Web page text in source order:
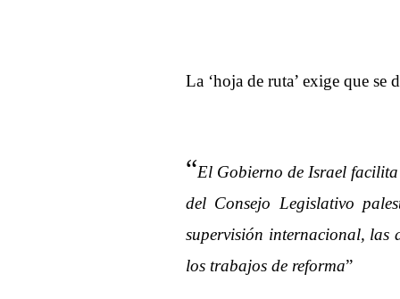
La ‘hoja de ruta’ exige que se
“El Gobierno de Israel facilita
del Consejo Legislativo
supervisión internacional, las
los trabajos de reforma”